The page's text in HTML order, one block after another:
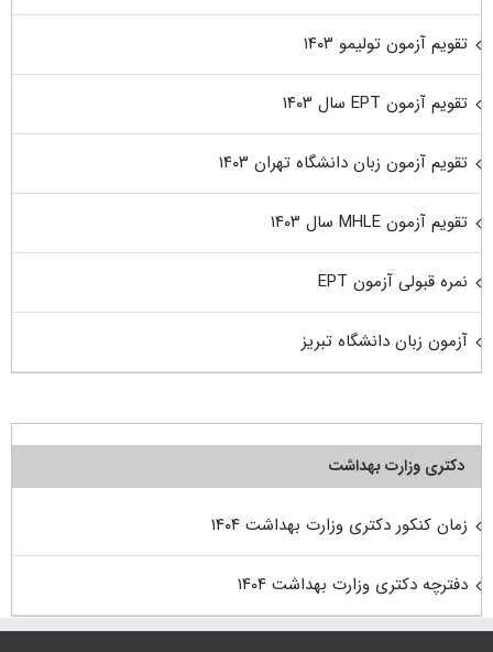
تقویم آزمون تولیمو ۱۴۰۳
تقویم آزمون EPT سال ۱۴۰۳
تقویم آزمون زبان دانشگاه تهران ۱۴۰۳
تقویم آزمون MHLE سال ۱۴۰۳
نمره قبولی آزمون EPT
آزمون زبان دانشگاه تبریز
دکتری وزارت بهداشت
زمان کنکور دکتری وزارت بهداشت ۱۴۰۴
دفترچه دکتری وزارت بهداشت ۱۴۰۴